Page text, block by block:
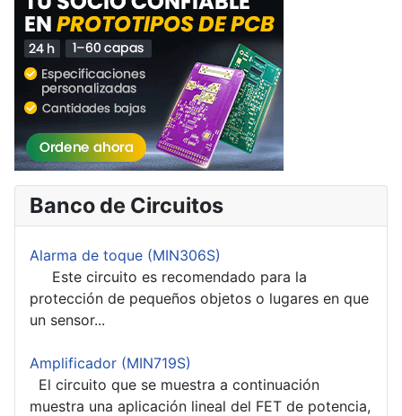
Banco de Circuitos
Alarma de toque (MIN306S)
Este circuito es recomendado para la
protección de pequeños objetos o lugares en que
un sensor...
Amplificador (MIN719S)
El circuito que se muestra a continuación
muestra una aplicación lineal del FET de potencia,